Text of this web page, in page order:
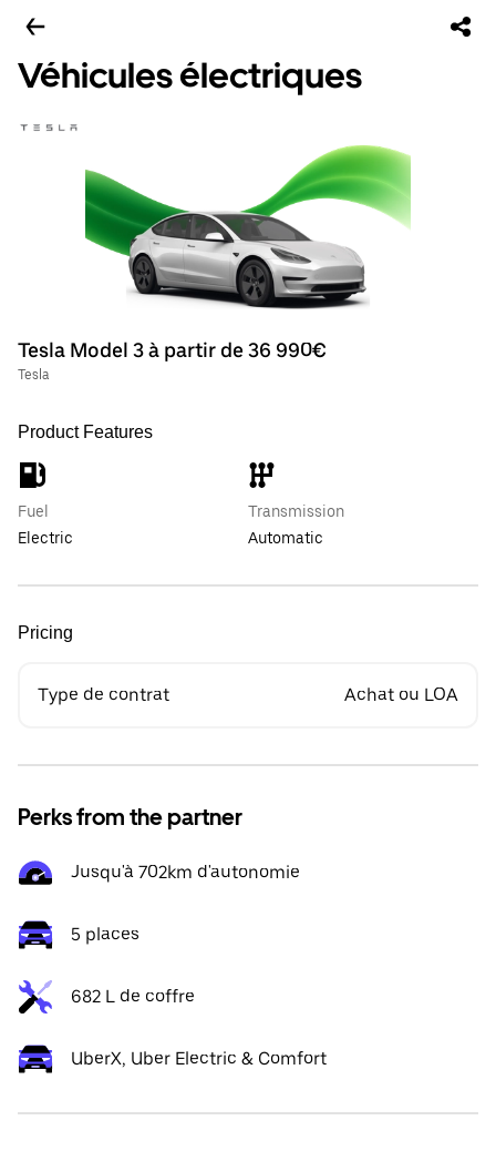
Véhicules électriques
Tesla Model 3 à partir de 36 990€
Tesla
Product Features
Fuel
Electric
Transmission
Automatic
Pricing
Type de contrat Achat ou LOA
Perks from the partner
Jusqu'à 702km d'autonomie
5 places
682 L de coffre
UberX, Uber Electric & Comfort